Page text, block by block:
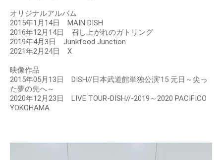
オリジナルアルバム
2015年1月14日 MAIN DISH
2016年12月14日 召し上がれのガトリング
2019年4月3日 Junkfood Junction
2021年2月24日 X
映像作品
2015年05月13日 DISH//日本武道館単独公演'15 元日～尖っ
た夢の先へ～
2020年12月23日 LIVE TOUR-DISH//-2019～2020 PACIFICO
YOKOHAMA